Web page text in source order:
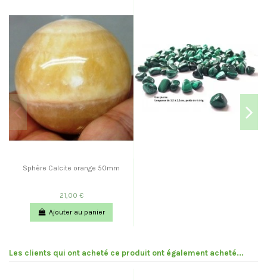
Sphère Calcite orange 50mm
21,00 €
Ajouter au panier
Les clients qui ont acheté ce produit ont également acheté...